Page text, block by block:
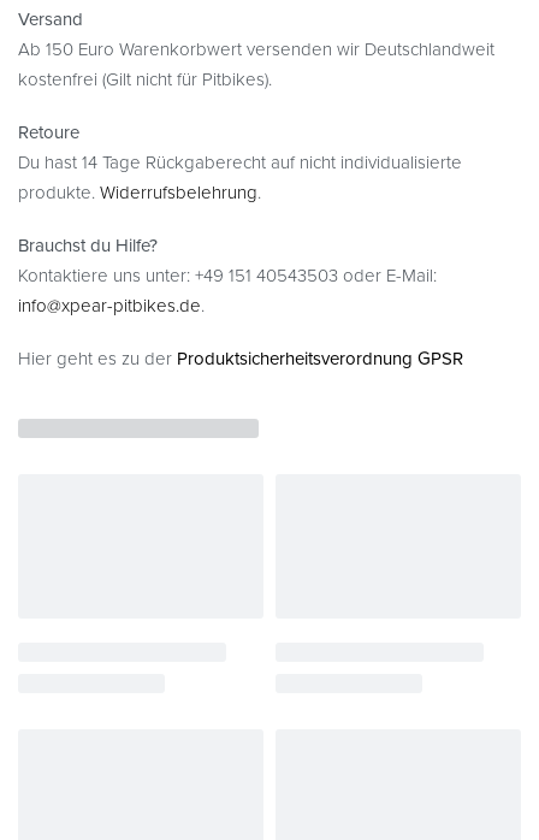
Versand
Ab 150 Euro Warenkorbwert versenden wir Deutschlandweit
kostenfrei (Gilt nicht für Pitbikes).
Retoure
Du hast 14 Tage Rückgaberecht auf nicht individualisierte
produkte. Widerrufsbelehrung.
Brauchst du Hilfe?
Kontaktiere uns unter: +49 151 40543503 oder E-Mail:
info@xpear-pitbikes.de.
Hier geht es zu der Produktsicherheitsverordnung GPSR